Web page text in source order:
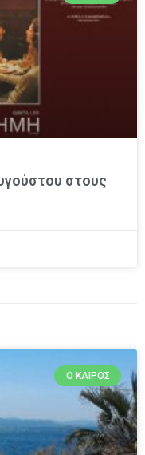
στους
Ο ΚΑΙΡΌΣ